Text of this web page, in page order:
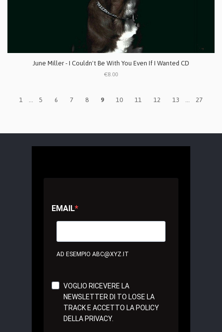
June Miller - I Couldn't Be With You Even If I Wanted CD
€8.00
1 ... 5 6 7 8 9 10 11 12 13 ... 27
EMAIL
AD ESEMPIO ABC@XYZ.IT
VOGLIO RICEVERE LA
NEWSLETTER DI TO LOSE LA
TRACK E ACCETTO LA POLICY
DELLA PRIVACY.